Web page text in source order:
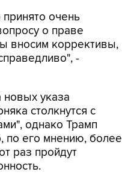
очень
о праве
вносим коррективы,
-
новых указа
столкнутся с
однако Трамп
по его мнению, более
раз пройдут